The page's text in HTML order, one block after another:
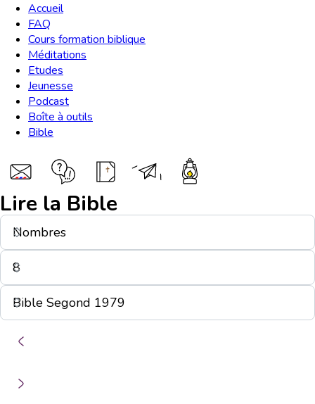
Accueil
FAQ
Cours formation biblique
Méditations
Etudes
Jeunesse
Podcast
Boîte à outils
Bible
Lire la Bible